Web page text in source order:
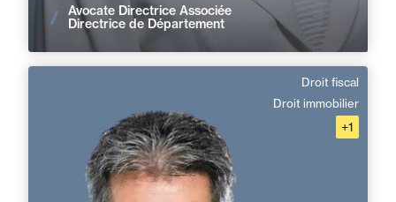
Avocate Directrice Associée
Directrice de DépartementVoir les actualités
Droit fiscal
Droit immobilier
+1
Philippe Marchand
Domaine d’expertises :